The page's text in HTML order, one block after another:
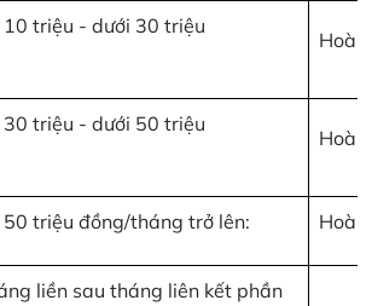
10 triệu - dưới 30 triệu
30 triệu - dưới 50 triệu
50 triệu đồng/tháng trở lên:
liền sau tháng liên kết phần